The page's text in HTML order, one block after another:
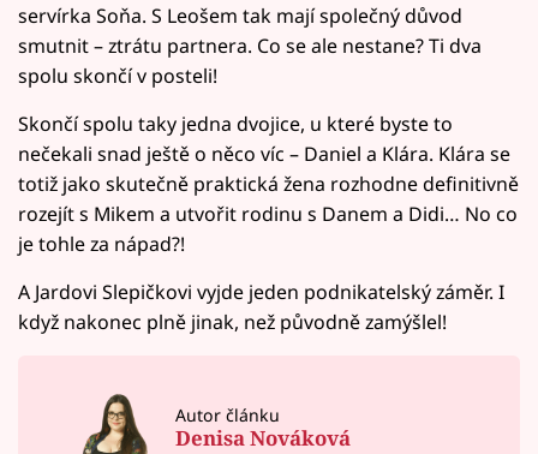
servírka Soňa. S Leošem tak mají společný důvod
smutnit – ztrátu partnera. Co se ale nestane? Ti dva
spolu skončí v posteli!
Skončí spolu taky jedna dvojice, u které byste to
nečekali snad ještě o něco víc – Daniel a Klára. Klára se
totiž jako skutečně praktická žena rozhodne definitivně
rozejít s Mikem a utvořit rodinu s Danem a Didi… No co
je tohle za nápad?!
A Jardovi Slepičkovi vyjde jeden podnikatelský záměr. I
když nakonec plně jinak, než původně zamýšlel!
Autor článku
Denisa Nováková